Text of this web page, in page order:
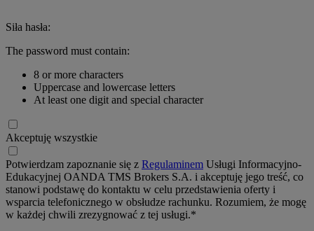
Siła hasła:
The password must contain:
8 or more characters
Uppercase and lowercase letters
At least one digit and special character
Akceptuję wszystkie
Potwierdzam zapoznanie się z Regulaminem Usługi Informacyjno-
Edukacyjnej OANDA TMS Brokers S.A. i akceptuję jego treść, co
stanowi podstawę do kontaktu w celu przedstawienia oferty i
wsparcia telefonicznego w obsłudze rachunku. Rozumiem, że mogę
w każdej chwili zrezygnować z tej usługi.*